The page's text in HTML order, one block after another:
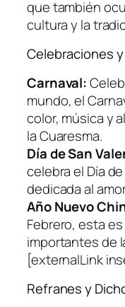
que también
cultura y la
Celebraciones
Carnaval:
mundo, el
color, música y
la Cuaresma.
Día de San
celebra el Día
dedicada al
Año Nuevo
Febrero, esta
importantes de
[externalLink
Refranes y